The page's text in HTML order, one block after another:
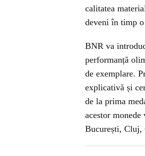
calitatea
deveni în timp
BNR va
performanță
de exemplare.
explicativă și
de la prima
acestor
București, Cluj,